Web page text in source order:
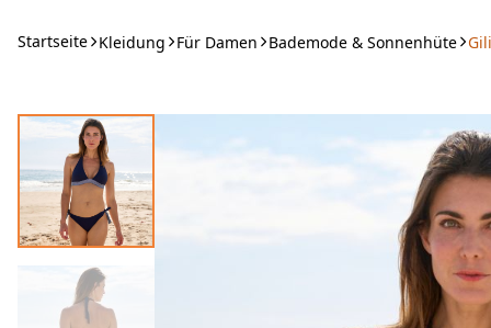
Startseite Kleidung Für Damen Bademode & Sonnenhüte